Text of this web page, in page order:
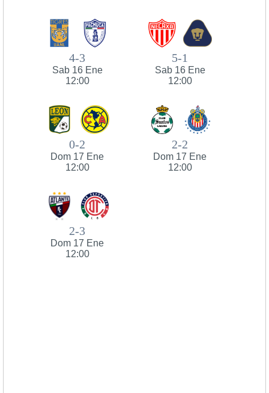
4-3
Sab 16 Ene
12:00
5-1
Sab 16 Ene
12:00
0-2
Dom 17 Ene
12:00
2-2
Dom 17 Ene
12:00
2-3
Dom 17 Ene
12:00